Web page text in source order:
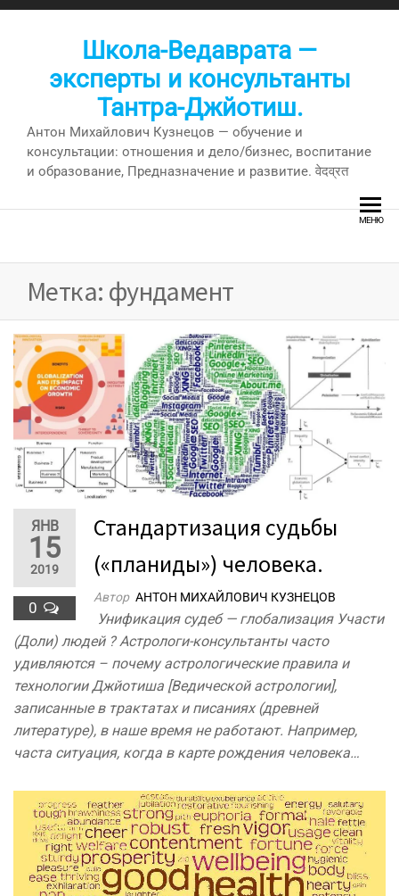
Перейти
Школа-Ведаврата —
эксперты и консультанты
Тантра-Джйотиш.
Антон Михайлович Кузнецов — обучение и
консультации: отношения и дело/бизнес, воспитание
и образование, Предназначение и развитие. वेदव्रत
МЕНЮ
Метка: фундамент
ЯНВ
15
2019
0
Стандартизация судьбы
(«планиды») человека.
Автор АНТОН МИХАЙЛОВИЧ КУЗНЕЦОВ
Унификация судеб — глобализация Участи
(Доли) людей ? Астрологи-консультанты часто
удивляются – почему астрологические правила и
технологии Джйотиша [Ведической астрологии],
записанные в трактатах и писаниях (древней
литературе), в наше время не работают. Например,
часта ситуация, когда в карте рождения человека…